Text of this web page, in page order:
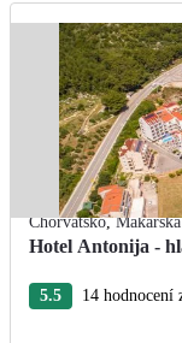
Chorvatsko,
Hotel Antonija -
5.5
14 hodnocení